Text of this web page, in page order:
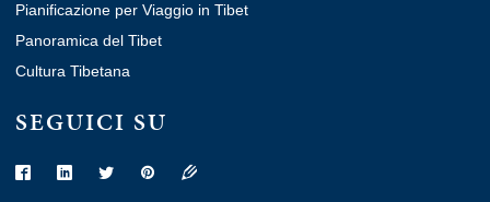
Pianificazione per Viaggio in Tibet
Panoramica del Tibet
Cultura Tibetana
SEGUICI SU